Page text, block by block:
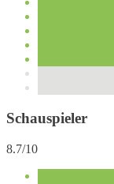
Schauspieler
8.7/10